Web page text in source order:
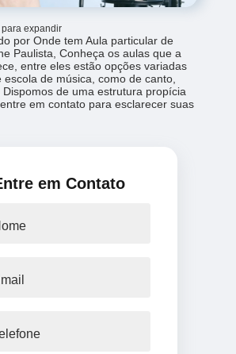
expandir
por Onde tem Aula particular de
Paulista, Conheça os aulas que a
entre eles estão opções variadas
escola de música, como de canto,
Dispomos de uma estrutura propícia
em contato para esclarecer suas
em Contato